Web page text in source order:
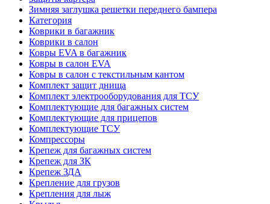
Зимняя заглушка решетки переднего бампера
Категория
Коврики в багажник
Коврики в салон
Ковры EVA в багажник
Ковры в салон EVA
Ковры в салон с текстильным кантом
Комплект защит днища
Комплект электрооборудования для ТСУ
Комплектующие для багажных систем
Комплектующие для прицепов
Комплектующие ТСУ
Компрессоры
Крепеж для багажных систем
Крепеж для ЗК
Крепеж ЗДА
Крепление для грузов
Крепления для лыж